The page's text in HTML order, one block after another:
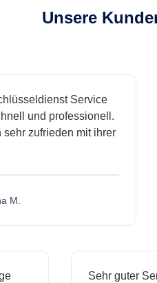
Unsere
Service
und professionell.
zufrieden mit ihrer
Sehr